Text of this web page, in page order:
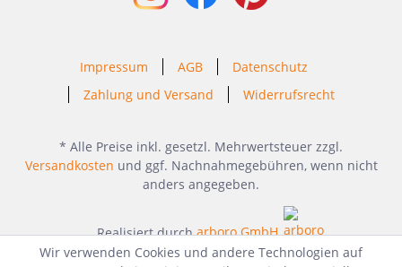
Impressum AGB
Datenschutz
Zahlung und Versand
Widerrufsrecht
* Alle Preise inkl. gesetzl. Mehrwertsteuer zzgl.
Versandkosten und ggf. Nachnahmegebühren, wenn nicht
anders angegeben.
Realisiert durcharboro GmbH
Wir verwenden Cookies und andere Technologien auf